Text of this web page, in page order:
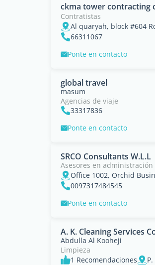
ckma tower contracting
Contratistas
Al quaryah, block #604
66311067
Ponte en contacto
global travel
masum
Agencias de viaje
33317836
Ponte en contacto
SRCO Consultants W.L.L
Asesores en
0097317484545
Ponte en contacto
A. K. Cleaning Services
Abdulla Al Kooheji
Limpieza
1 Recomendaciones